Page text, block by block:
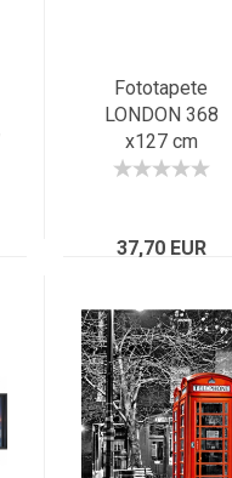
Fototapete
LONDON 368
x127 cm
Panorama Tower
Britain
37,70 EUR